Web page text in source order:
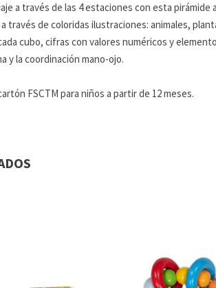
a través de las 4 estaciones con esta
través de coloridas ilustraciones: animales,
cubo, cifras con valores numéricos y
y la coordinación mano-ojo.
FSCTM para niños a partir de 12 meses.